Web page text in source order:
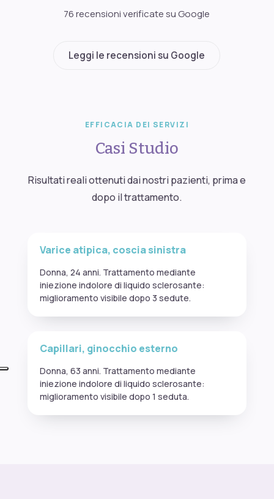
76 recensioni verificate su Google
Leggi le recensioni su Google
EFFICACIA DEI SERVIZI
Casi Studio
Risultati reali ottenuti dai nostri pazienti, prima e
dopo il trattamento.
Varice atipica, coscia sinistra
Donna, 24 anni. Trattamento mediante
iniezione indolore di liquido sclerosante:
miglioramento visibile dopo 3 sedute.
Capillari, ginocchio esterno
Donna, 63 anni. Trattamento mediante
iniezione indolore di liquido sclerosante:
miglioramento visibile dopo 1 seduta.